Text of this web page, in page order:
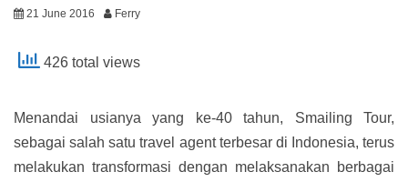
21 June 2016 Ferry
426 total views
Menandai usianya yang ke-40 tahun, Smailing Tour,
sebagai salah satu travel agent terbesar di Indonesia, terus
melakukan transformasi dengan melaksanakan berbagai